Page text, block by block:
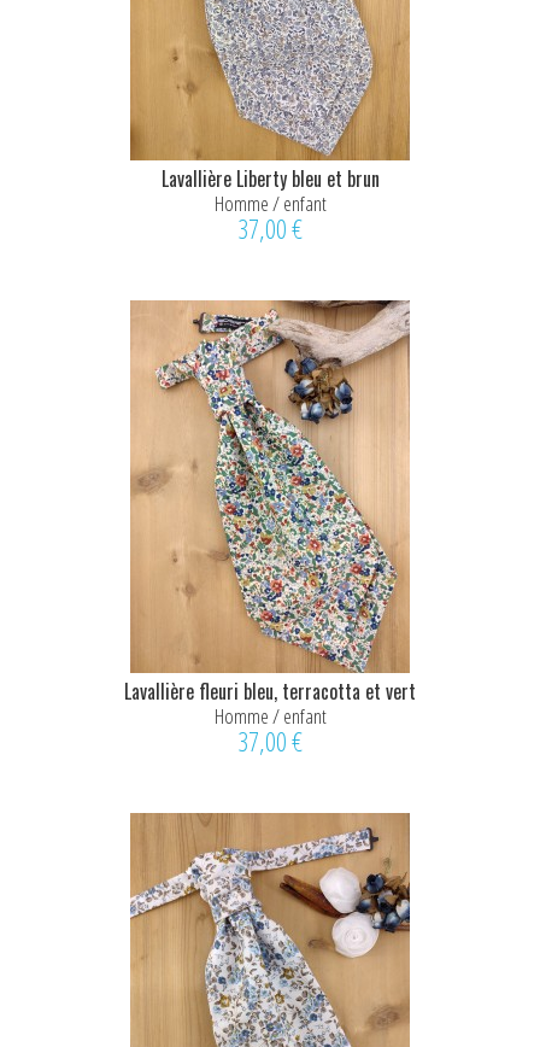
Lavallière Liberty bleu et brun
Homme / enfant
37,00 €
Lavallière fleuri bleu, terracotta et vert
Homme / enfant
37,00 €